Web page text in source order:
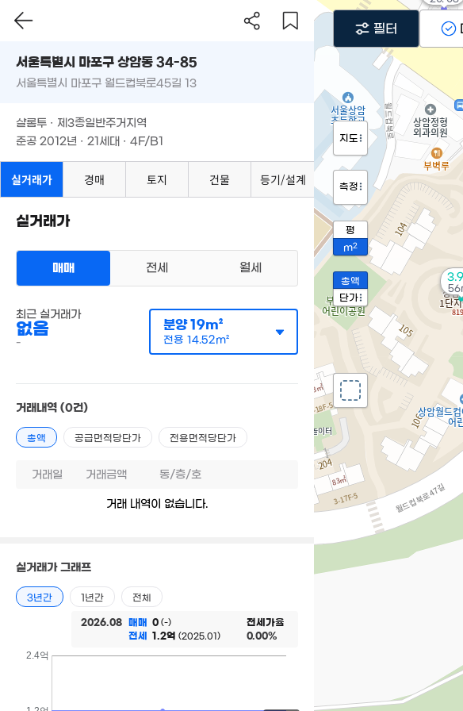
지도
측정
평
m2
총액
단가
필터
서울특별시 마포구 상암동 34-85
서울특별시 마포구 월드컵북로45길 13
샬롬투 · 제3종일반주거지역
준공 2012년 · 21세대 · 4F/B1
실거래가 경매 토지 건물 등기/설계
실거래가
매매 전세 월세
최근 실거래가
없음
-
분양19m²
전용 14.52m²
거래내역 (0건)
총액 공급면적당단가 전용면적당단가
거래일 거래금액 동/층/호
거래 내역이 없습니다.
실거래가 그래프
3년간 1년간 전체
2026.08 매매 0 (-)
전세 1.2억 (2025.01)
전세가율
0.00%
2.4억